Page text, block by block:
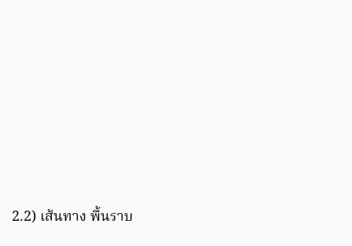
2.2) เส้นทาง พื้นราบ